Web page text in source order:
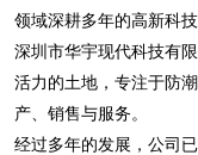
领域深耕多年的高新科
深圳市华宇现代科技有
活力的土地，专注于防
产、销售与服务。
经过多年的发展，公司